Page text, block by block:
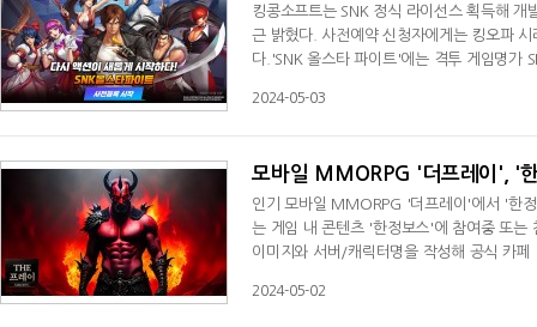
킹콩소프트는 SNK 정식 라이선스 획득해
근 밝혔다. 사전예약 신청자에게는 킹오파
다.'SNK 올스타 파이트'에는 격투 게임명가
올스타 파이트'는 다양한 IP의 캐릭터들이
2024-05-03
모바일 MMORPG '더프레이', '
인기 모바일 MMORPG '더프레이'에서 '한
는 게임 내 콘텐츠 '한정보스'에 참여중 또는
이미지와 서버/캐릭터명을 작성해 공식 카
털', '(칭호) 유머러스', '희귀재료선택', '주홍
2024-05-02